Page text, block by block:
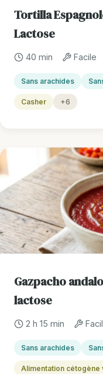
Tortilla
Lactose
40 min Facile
Sans arachides
Casher +6
Gazpacho
lactose
2 h 15 min
Sans arachides
Alimentation cétogène